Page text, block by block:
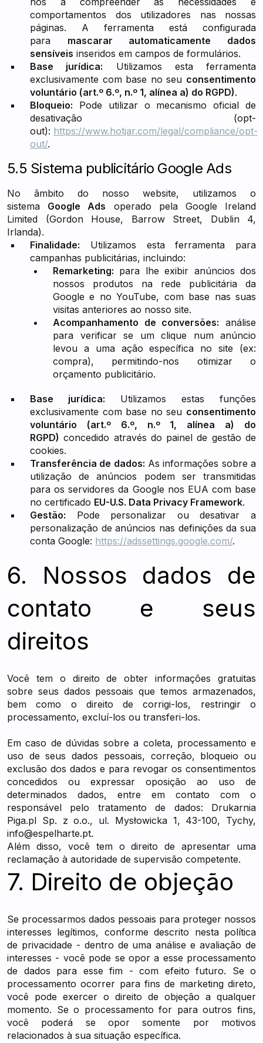
comportamentos dos utilizadores nas nossas
páginas. A ferramenta está configurada
para mascarar automaticamente dados
sensíveis inseridos em campos de formulários.
Base jurídica: Utilizamos esta ferramenta
exclusivamente com base no seu consentimento
voluntário (art.º 6.º, n.º 1, alínea a) do RGPD).
Bloqueio: Pode utilizar o mecanismo oficial de
desativação (opt-
out): https://www.hotjar.com/legal/compliance/opt-
out/.
5.5 Sistema publicitário Google Ads
No âmbito do nosso website, utilizamos o
sistema Google Ads operado pela Google Ireland
Limited (Gordon House, Barrow Street, Dublin 4,
Irlanda).
Finalidade: Utilizamos esta ferramenta para
campanhas publicitárias, incluindo:
Remarketing: para lhe exibir anúncios dos
nossos produtos na rede publicitária da
Google e no YouTube, com base nas suas
visitas anteriores ao nosso site.
Acompanhamento de conversões: análise
para verificar se um clique num anúncio
levou a uma ação específica no site (ex:
compra), permitindo-nos otimizar o
orçamento publicitário.
Base jurídica: Utilizamos estas funções
exclusivamente com base no seu consentimento
voluntário (art.º 6.º, n.º 1, alínea a) do
RGPD) concedido através do painel de gestão de
cookies.
Transferência de dados: As informações sobre a
utilização de anúncios podem ser transmitidas
para os servidores da Google nos EUA com base
no certificado EU-U.S. Data Privacy Framework.
Gestão: Pode personalizar ou desativar a
personalização de anúncios nas definições da sua
conta Google: https://adssettings.google.com/.
6. Nossos dados de
contato e seus
direitos
Você tem o direito de obter informações gratuitas
sobre seus dados pessoais que temos armazenados,
bem como o direito de corrigi-los, restringir o
processamento, excluí-los ou transferi-los.
Em caso de dúvidas sobre a coleta, processamento e
uso de seus dados pessoais, correção, bloqueio ou
exclusão dos dados e para revogar os consentimentos
concedidos ou expressar oposição ao uso de
determinados dados, entre em contato com o
responsável pelo tratamento de dados: Drukarnia
Piga.pl Sp. z o.o., ul. Mysłowicka 1, 43-100, Tychy,
info@espelharte.pt.
Além disso, você tem o direito de apresentar uma
reclamação à autoridade de supervisão competente.
7. Direito de objeção
Se processarmos dados pessoais para proteger nossos
interesses legítimos, conforme descrito nesta política
de privacidade - dentro de uma análise e avaliação de
interesses - você pode se opor a esse processamento
de dados para esse fim - com efeito futuro. Se o
processamento ocorrer para fins de marketing direto,
você pode exercer o direito de objeção a qualquer
momento. Se o processamento for para outros fins,
você poderá se opor somente por motivos
relacionados à sua situação específica.